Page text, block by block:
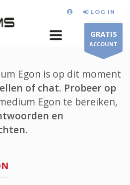
LOG IN
GRATIS
ACCOUNT
Egon is op dit moment
of chat. Probeer op
Egon te bereiken,
en